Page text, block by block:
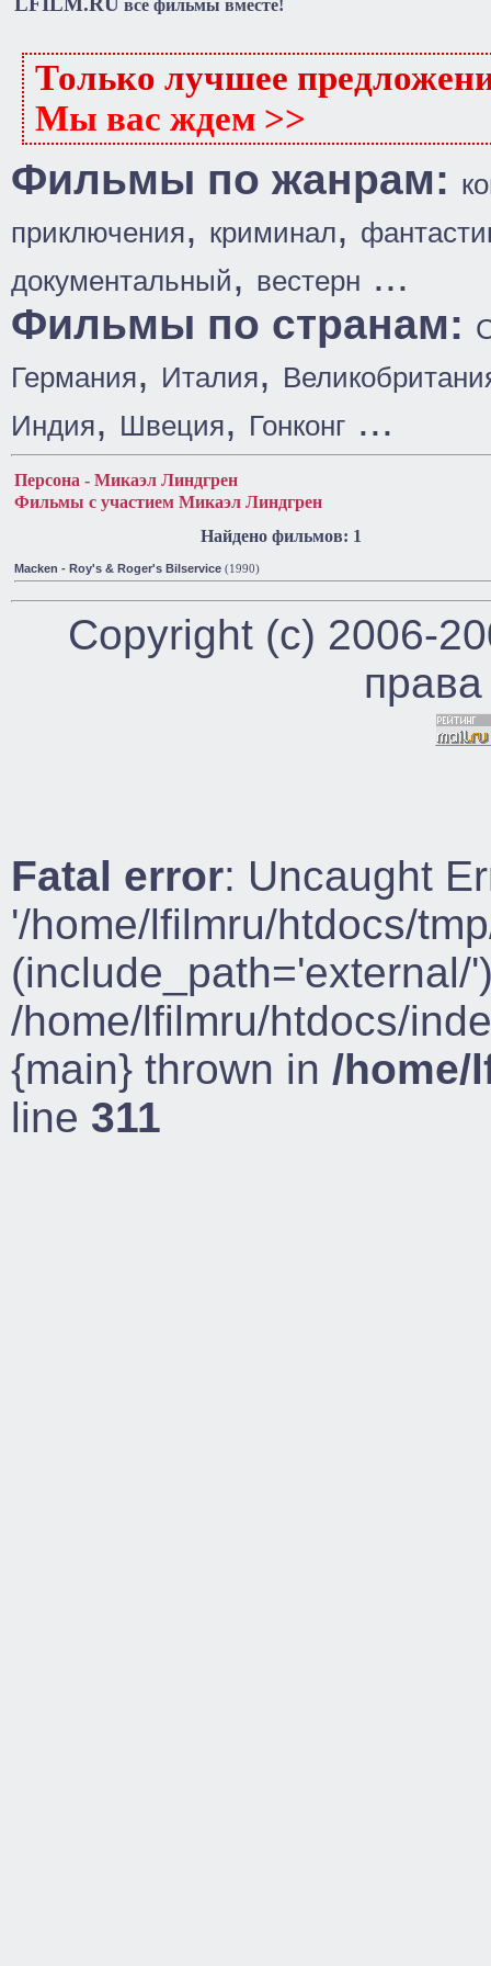
все фильмы вместе!
Только лучшее
Мы вас ждем >>
Фильмы по жанрам:
приключения, криминал,
документальный, вестерн ...
Фильмы по странам:
Германия, Италия,
Индия, Швеция, Гонконг ...
Персона - Микаэл Линдгрен
Фильмы с участием Микаэл Линдгрен
Найдено фильмов: 1
Macken - Roy's & Roger's Bilservice (1990)
Copyright (c) 2006-
Fatal error: Uncaught
'/home/lfilmru/htdocs/
(include_path='external/
/home/lfilmru/htdocs/
{main} thrown in /home/
line 311